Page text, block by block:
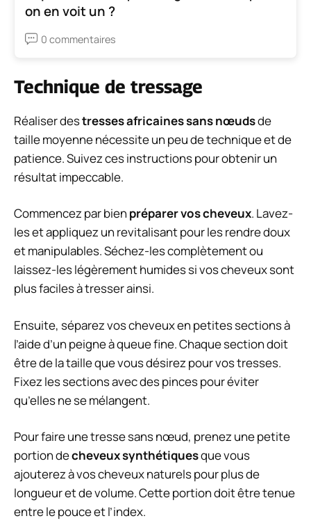
on en voit un ?
0 commentaires
Technique de tressage
Réaliser destresses africaines sans nœudsde
taille moyenne nécessite un peu de technique et de
patience. Suivez ces instructions pour obtenir un
résultat impeccable.
Commencez par bien préparer vos cheveux. Lavez-
les et appliquez un revitalisant pour les rendre doux
et manipulables. Séchez-les complètement ou
laissez-les légèrement humides si vos cheveux sont
plus faciles à tresser ainsi.
Ensuite, séparez vos cheveux en petites sections à
l’aide d’un peigne à queue fine. Chaque section doit
être de la taille que vous désirez pour vos tresses.
Fixez les sections avec des pinces pour éviter
qu’elles ne se mélangent.
Pour faire une tresse sans nœud, prenez une petite
portion decheveux synthétiquesque vous
ajouterez à vos cheveux naturels pour plus de
longueur et de volume. Cette portion doit être tenue
entre le pouce et l’index.